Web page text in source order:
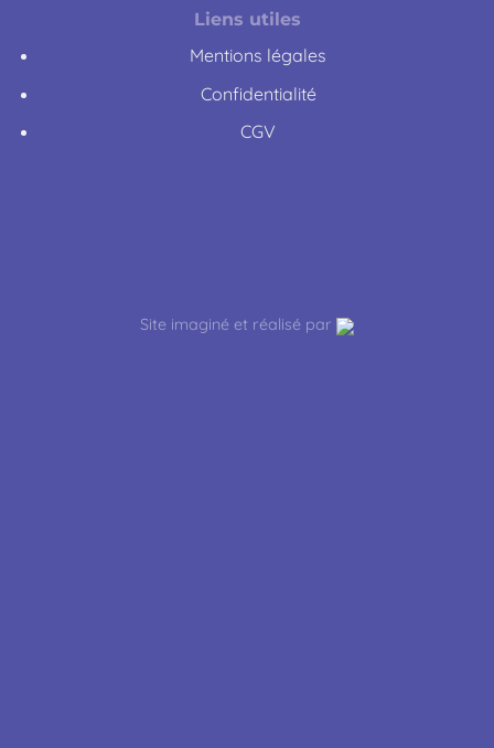
Liens utiles
Mentions légales
Confidentialité
CGV
Site imaginé et réalisé par